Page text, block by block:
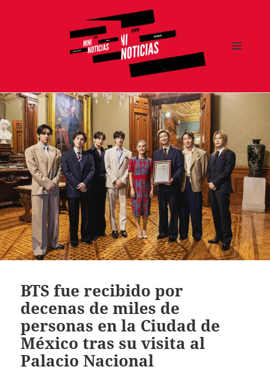
BTS fue recibido por
decenas de miles de
personas en la Ciudad de
México tras su visita al
Palacio Nacional